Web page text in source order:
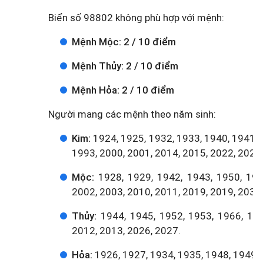
Biển số 98802 không phù hợp với mệnh:
Mệnh Mộc: 2 / 10 điểm
Mệnh Thủy: 2 / 10 điểm
Mệnh Hỏa: 2 / 10 điểm
Người mang các mệnh theo năm sinh:
Kim: 1924, 1925, 1932, 1933, 1940,
1993, 2000, 2001, 2014, 2015, 2022,
Mộc: 1928, 1929, 1942, 1943, 1950,
2002, 2003, 2010, 2011, 2019, 2019,
Thủy: 1944, 1945, 1952, 1953, 1966,
2012, 2013, 2026, 2027.
Hỏa: 1926, 1927, 1934, 1935, 1948,